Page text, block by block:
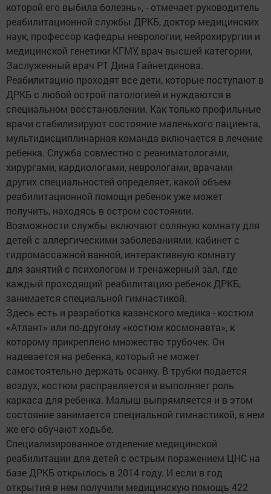
которой его выбила болезнь», - отмечает руководитель
реабилитационной службы ДРКБ, доктор медицинских
наук, профессор кафедры неврологии, нейрохирургии и
медицинской генетики КГМУ, врач высшей категории,
Заслуженный врач РТ Дина Гайнетдинова.
Реабилитацию проходят все дети, которые поступают в
ДРКБ с любой острой патологией и нуждаются в
специальном восстановлении. Как только профильные
врачи стабилизируют состояние маленького пациента,
мультидисциплинарная команда включается в лечение
ребенка. Служба совместно с реаниматологами,
хирургами, кардиологами, неврологами, врачами
других специальностей определяет, какой объем
реабилитационной помощи ребенок уже может
получить, находясь в остром состоянии.
Возможности службы включают соляную комнату для
детей с аллергическими заболеваниями, кабинет с
гидромассажной ванной, интерактивную комнату
для занятий с психологом и тренажерный зал, где
каждый проходящий реабилитацию ребенок ДРКБ,
занимается специальной гимнастикой.
Здесь есть и разработка казанского медика - костюм
«Атлант» или по-другому «костюм космонавта», к
которому прикреплено множество трубочек. Он
надевается на ребенка, который не может
самостоятельно держать осанку. В трубки подается
воздух, костюм расправляется и выполняет роль
каркаса для ребенка. Малыш выпрямляется и в этом
состояние занимается специальной гимнастикой, в нем
же его обучают ходьбе.
Специализированное отделение медицинской
реабилитации для детей с острым поражением ЦНС на
базе ДРКБ открылось в 2014 году. И если в год
открытия в нем получили медицинскую помощь 422